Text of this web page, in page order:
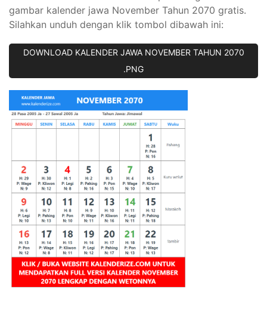
gambar kalender jawa November Tahun 2070 gratis.
Silahkan unduh dengan klik tombol dibawah ini:
DOWNLOAD KALENDER JAWA NOVEMBER TAHUN 2070
.PNG